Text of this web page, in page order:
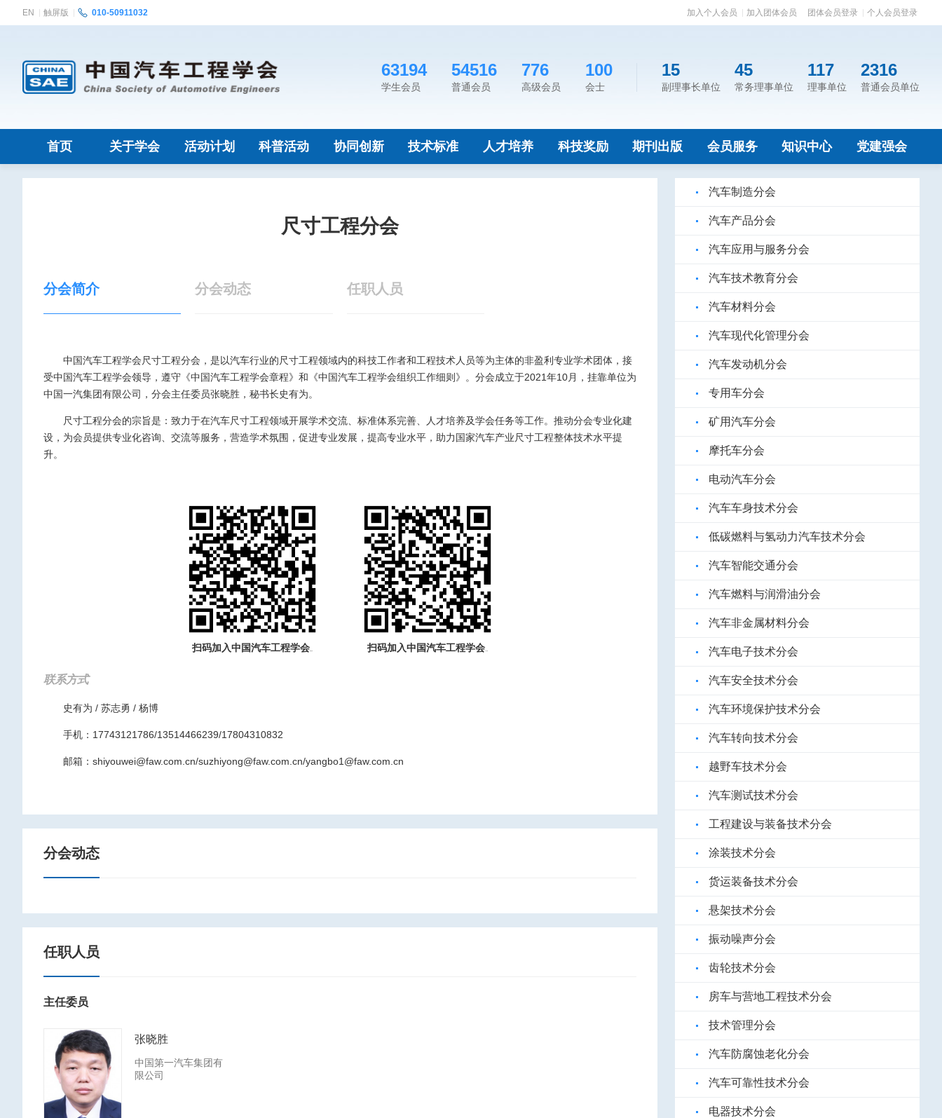
EN 触屏版 010-50911032 团体会员登录 个人会员登录
加入个人会员 加入团体会员
63194
学生会员
54516
普通会员
776
高级会员
100
会士
15
副理事长单位
45
常务理事单位
117
理事单位
2316
普通会员单位
首页 关于学会 活动计划 科普活动 协同创新 技术标准 人才培养 科技奖励 期刊出版 会员服务 知识中心 党建强会
尺寸工程分会
分会简介 分会动态 任职人员
中国汽车工程学会尺寸工程分会，是以汽车行业的尺寸工程领域内的科技工作者和工程技术人员等为主体的非盈利专业学术团体，接
受中国汽车工程学会领导，遵守《中国汽车工程学会章程》和《中国汽车工程学会组织工作细则》。分会成立于2021年10月，挂靠单位为
中国一汽集团有限公司，分会主任委员张晓胜，秘书长史有为。
尺寸工程分会的宗旨是：致力于在汽车尺寸工程领域开展学术交流、标准体系完善、人才培养及学会任务等工作。推动分会专业化建
设，为会员提供专业化咨询、交流等服务，营造学术氛围，促进专业发展，提高专业水平，助力国家汽车产业尺寸工程整体技术水平提
升。
扫码加入中国汽车工程学会 扫码加入中国汽车工程学会
联系方式
史有为 / 苏志勇 / 杨博
手机：17743121786/13514466239/17804310832
邮箱：shiyouwei@faw.com.cn/suzhiyong@faw.com.cn/yangbo1@faw.com.cn
分会动态
任职人员
主任委员
张晓胜
中国第一汽车集团有
限公司
汽车制造分会
汽车产品分会
汽车应用与服务分会
汽车技术教育分会
汽车材料分会
汽车现代化管理分会
汽车发动机分会
专用车分会
矿用汽车分会
摩托车分会
电动汽车分会
汽车车身技术分会
低碳燃料与氢动力汽车技术分会
汽车智能交通分会
汽车燃料与润滑油分会
汽车非金属材料分会
汽车电子技术分会
汽车安全技术分会
汽车环境保护技术分会
汽车转向技术分会
越野车技术分会
汽车测试技术分会
工程建设与装备技术分会
涂装技术分会
货运装备技术分会
悬架技术分会
振动噪声分会
齿轮技术分会
房车与营地工程技术分会
技术管理分会
汽车防腐蚀老化分会
汽车可靠性技术分会
电器技术分会